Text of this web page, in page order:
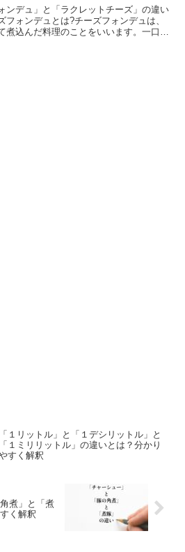
ンデュ」と「ラクレットチーズ」の違い
フォンデュとは?チーズフォンデュは、
込んだ料理のことをいいます。一口サ
「１リットル」と「１デシリットル」と
「１ミリリットル」の違いとは？分かり
すく解釈
煮」と「煮
く解釈